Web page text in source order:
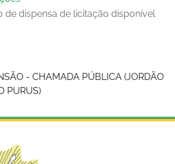
de dispensa de licitação disponível
- CHAMADA PÚBLICA (JORDÃO
PURUS)